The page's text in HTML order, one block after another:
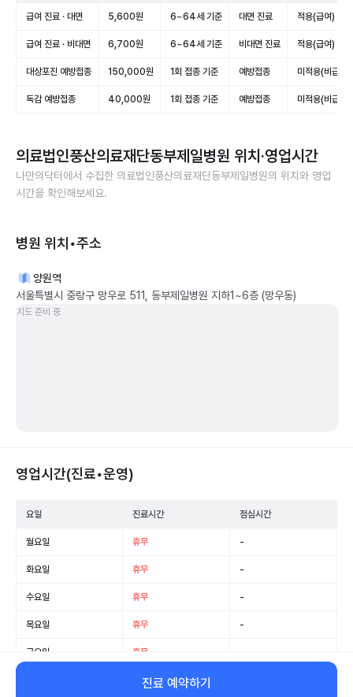
급여 진료 · 대면 5,600원 6~64세 기준 대면 진료 적용(급여)
급여 진료 · 비대면 6,700원 6~64세 기준 비대면 진료 적용(급여)
대상포진 예방접종 150,000원 1회 접종 기준 예방접종 미적용(비급여)
독감 예방접종 40,000원 1회 접종 기준 예방접종 미적용(비급여)
의료법인풍산의료재단동부제일병원 위치·영업시간
나만의닥터에서 수집한 의료법인풍산의료재단동부제일병원의 위치와 영업
시간을 확인해보세요.
병원 위치•주소
양원역
서울특별시 중랑구 망우로 511, 동부제일병원 지하1~6층 (망우동)
지도 준비 중
영업시간(진료•운영)
요일 진료시간 점심시간
월요일 휴무 -
화요일 휴무 -
수요일 휴무 -
목요일 휴무 -
금요일 휴무
휴무진료 예약하기